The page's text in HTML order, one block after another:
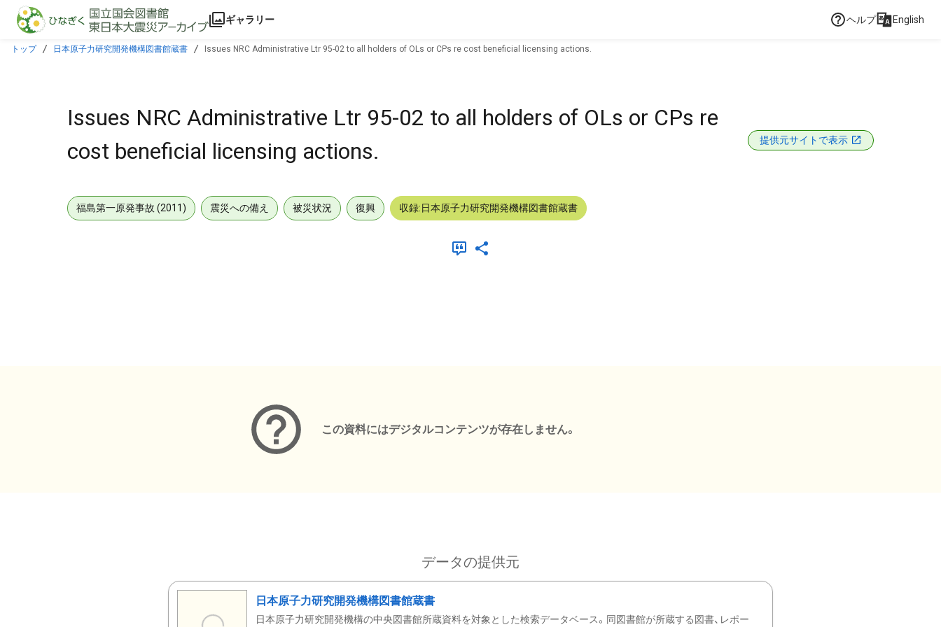
本文に飛ぶ
ギャラリー ヘルプ English
トップ 日本原子力研究開発機構図書館蔵書 Issues NRC Administrative Ltr 95-02 to all holders of OLs or CPs re cost beneficial licensing actions.
Issues NRC Administrative Ltr 95-02 to all holders of OLs or CPs re
cost beneficial licensing actions.
提供元サイトで表示
福島第一原発事故 (2011) 震災への備え 被災状況 復興 収録:日本原子力研究開発機構図書館蔵書
この資料にはデジタルコンテンツが存在しません。
データの提供元
日本原子力研究開発機構図書館蔵書
日本原子力研究開発機構の中央図書館所蔵資料を対象とした検索データベース。同図書館が所蔵する図書、レポー